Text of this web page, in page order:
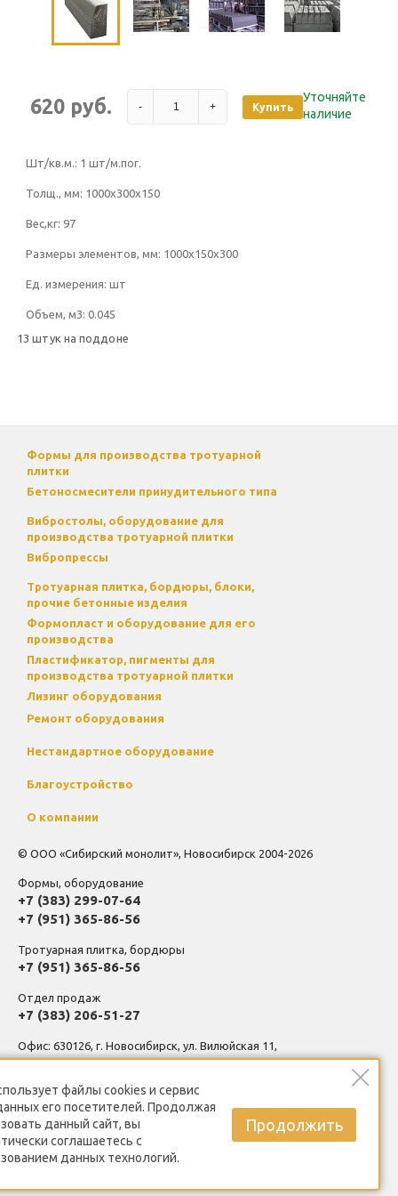
620 руб. - + Купить
Уточняйте
наличие
Шт/кв.м.: 1 шт/м.пог.
Толщ., мм: 1000х300х150
Вес,кг: 97
Размеры элементов, мм: 1000х150х300
Ед. измерения: шт
Объем, м3: 0.045
13 штук на поддоне
Формы для производства тротуарной
плитки
Бетоносмесители принудительного типа
Вибростолы, оборудование для
производства тротуарной плитки
Вибропрессы
Тротуарная плитка, бордюры, блоки,
прочие бетонные изделия
Формопласт и оборудование для его
производства
Пластификатор, пигменты для
производства тротуарной плитки
Лизинг оборудования
Ремонт оборудования
Нестандартное оборудование
Благоустройство
О компании
© ООО «Сибирский монолит», Новосибирск 2004-2026
Формы, оборудование
+7 (383) 299-07-64
+7 (951) 365-86-56
Тротуарная плитка, бордюры
+7 (951) 365-86-56
Отдел продаж
+7 (383) 206-51-27
Офис: 630126, г. Новосибирск, ул. Вилюйская 11,
помещение 1-3, вход в цоколь между подъездами.
Производственная база, склад: 630126, г. Новосибирск, ул.
Выборная, 201, корпус 5
Политика конфиденциальности
Пользовательское соглашение
файлы cookies и сервис
его посетителей. Продолжая
данный сайт, вы
соглашаетесь с
данных технологий.
Продолжить